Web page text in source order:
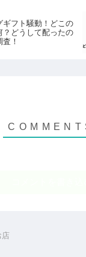
ギフト騒動！どこの
？どうして配ったの
！
店